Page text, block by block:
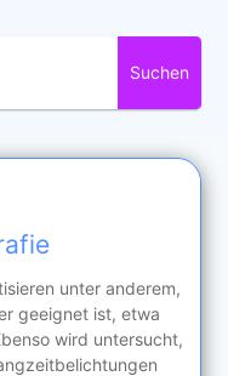
Suchen
unter anderem,
geeignet ist, etwa
wird untersucht,